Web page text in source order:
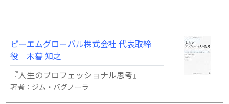
ピーエムグローバル株式会社 代表取締
役 木暮 知之
『人生のプロフェッショナル思考』
著者：ジム・バグノーラ